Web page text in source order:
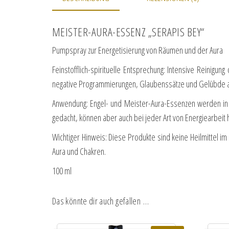
MEISTER-AURA-ESSENZ „SERAPIS BEY“
Pumpspray zur Energetisierung von Räumen und der Aura
Feinstofflich-spirituelle Entsprechung: Intensive
negative Programmierungen, Glaubenssätze und Gelübde
Anwendung: Engel- und Meister-Aura-Essenzen
gedacht, können aber auch bei jeder Art von
Wichtiger Hinweis: Diese Produkte sind keine Heilmittel
Aura und Chakren.
100 ml
Das könnte dir auch gefallen …